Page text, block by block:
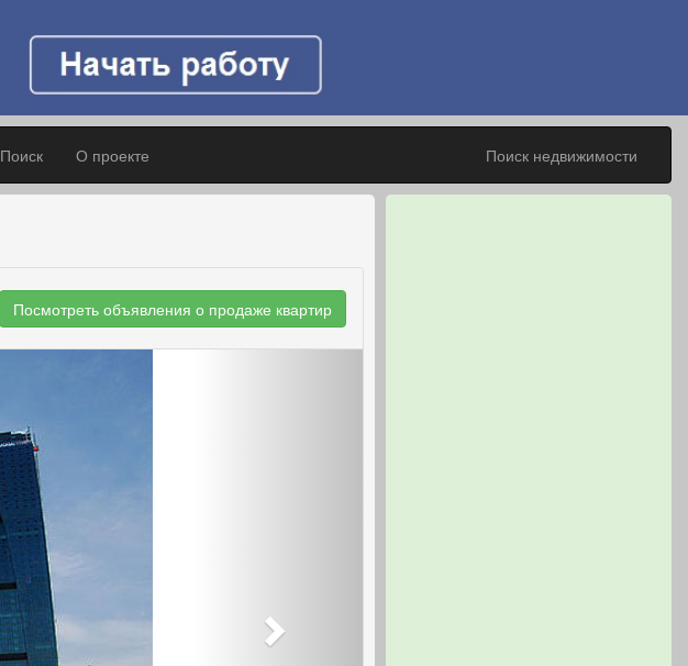
Поиск О проекте Поиск недвижимости
Посмотреть объявления о продаже квартир